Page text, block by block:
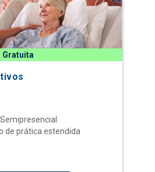
Gratuita
de prática estendida